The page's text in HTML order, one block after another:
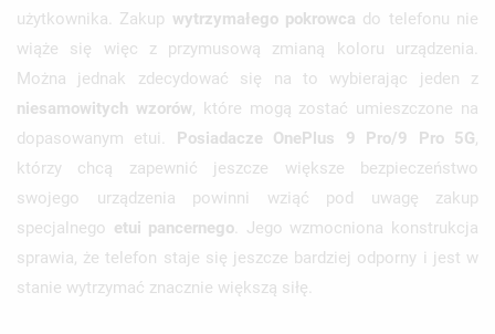
użytkownika. Zakup wytrzymałego pokrowca do telefonu nie
wiąże się więc z przymusową zmianą koloru urządzenia.
Można jednak zdecydować się na to wybierając jeden z
niesamowitych wzorów, które mogą zostać umieszczone na
dopasowanym etui. Posiadacze OnePlus 9 Pro/9 Pro 5G,
którzy chcą zapewnić jeszcze większe bezpieczeństwo
swojego urządzenia powinni wziąć pod uwagę zakup
specjalnego etui pancernego . Jego wzmocniona konstrukcja
sprawia, że telefon staje się jeszcze bardziej odporny i jest w
stanie wytrzymać znacznie większą siłę.